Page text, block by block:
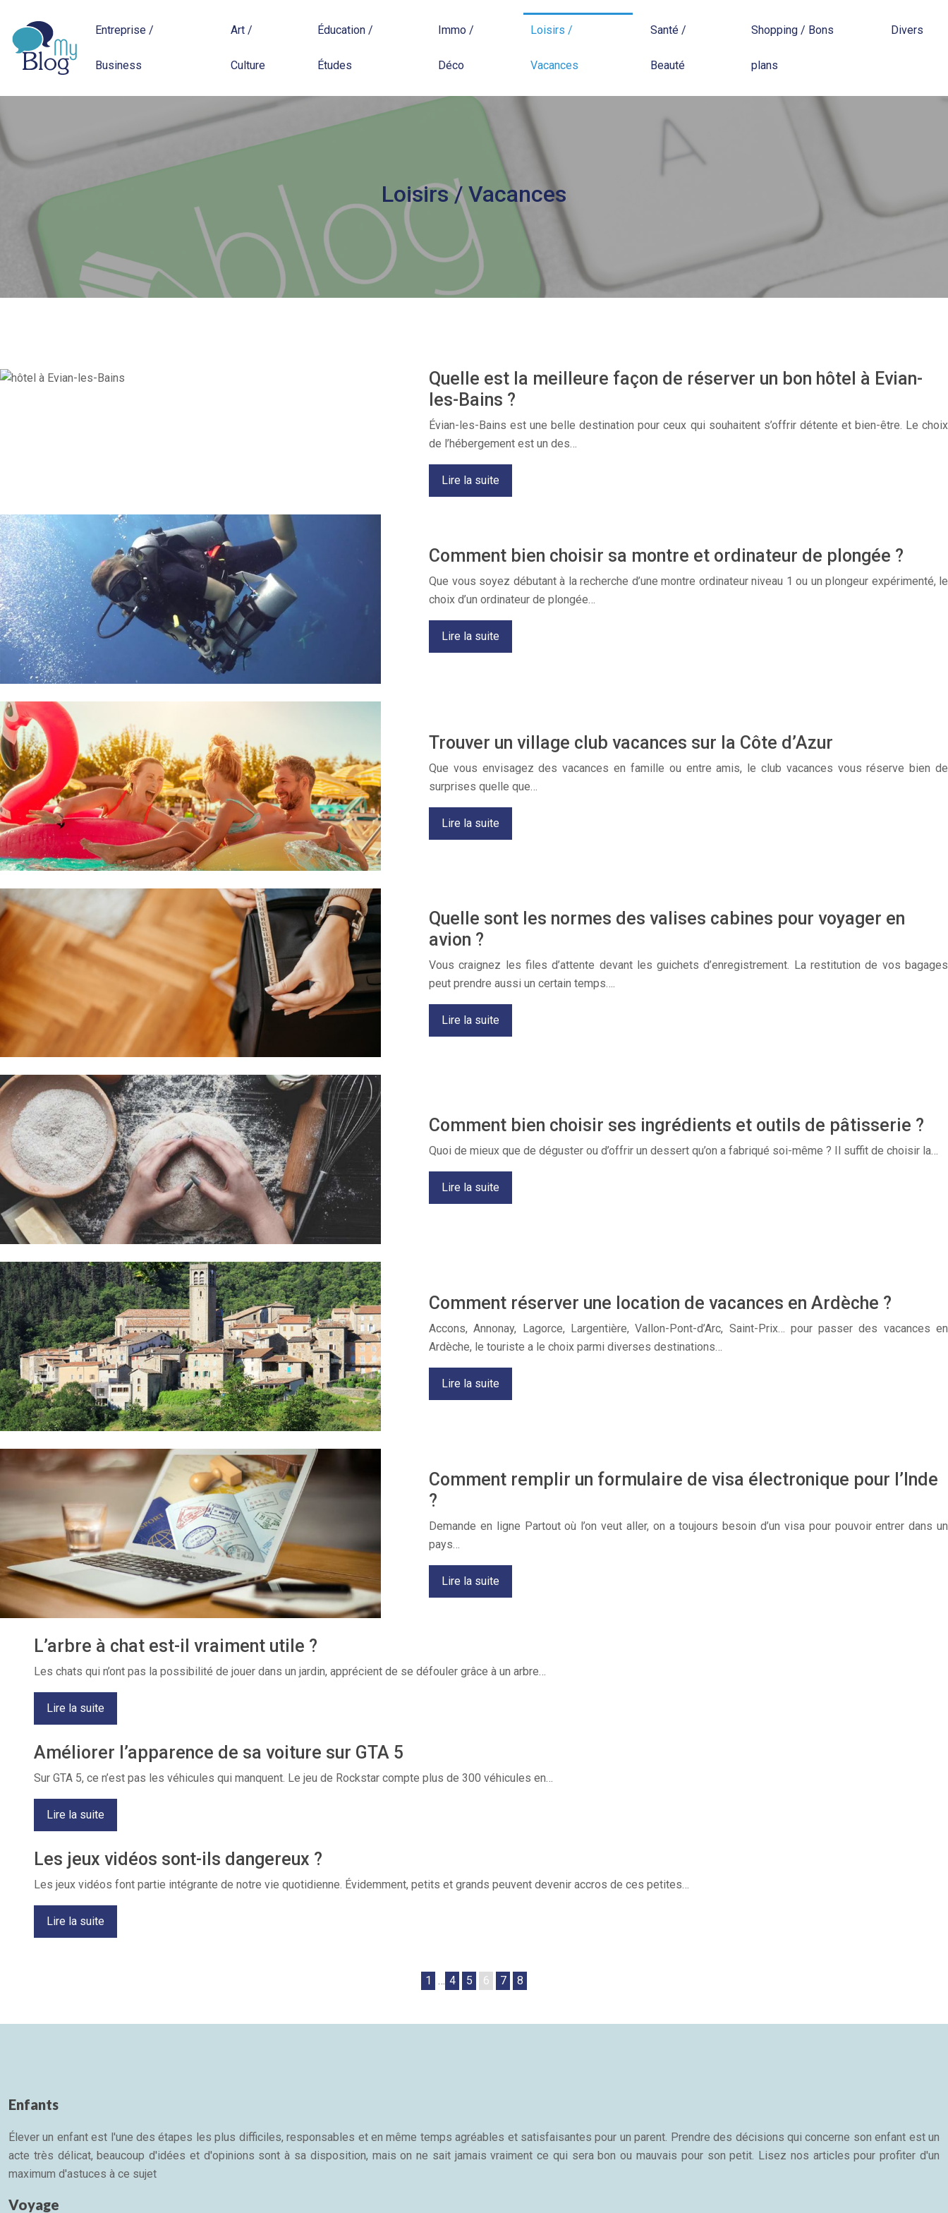
Entreprise /
Business
Art /
Culture
Éducation /
Études
Immo /
Déco
Loisirs /
Vacances
Santé /
Beauté
Shopping / Bons
plans
Divers
Loisirs / Vacances
Quelle est la meilleure façon de réserver un bon hôtel à Evian-
les-Bains ?
Évian-les-Bains est une belle destination pour ceux qui souhaitent s’offrir détente et bien-être. Le choix
de l’hébergement est un des…
Lire la suite
Comment bien choisir sa montre et ordinateur de plongée ?
Que vous soyez débutant à la recherche d’une montre ordinateur niveau 1 ou un plongeur expérimenté, le
choix d’un ordinateur de plongée…
Lire la suite
Trouver un village club vacances sur la Côte d’Azur
Que vous envisagez des vacances en famille ou entre amis, le club vacances vous réserve bien de
surprises quelle que…
Lire la suite
Quelle sont les normes des valises cabines pour voyager en
avion ?
Vous craignez les files d’attente devant les guichets d’enregistrement. La restitution de vos bagages
peut prendre aussi un certain temps….
Lire la suite
Comment bien choisir ses ingrédients et outils de pâtisserie ?
Quoi de mieux que de déguster ou d’offrir un dessert qu’on a fabriqué soi-même ? Il suffit de choisir la…
Lire la suite
Comment réserver une location de vacances en Ardèche ?
Accons, Annonay, Lagorce, Largentière, Vallon-Pont-d’Arc, Saint-Prix… pour passer des vacances en
Ardèche, le touriste a le choix parmi diverses destinations…
Lire la suite
Comment remplir un formulaire de visa électronique pour l’Inde
?
Demande en ligne Partout où l’on veut aller, on a toujours besoin d’un visa pour pouvoir entrer dans un
pays…
Lire la suite
L’arbre à chat est-il vraiment utile ?
Les chats qui n’ont pas la possibilité de jouer dans un jardin, apprécient de se défouler grâce à un arbre…
Lire la suite
Améliorer l’apparence de sa voiture sur GTA 5
Sur GTA 5, ce n’est pas les véhicules qui manquent. Le jeu de Rockstar compte plus de 300 véhicules en…
Lire la suite
Les jeux vidéos sont-ils dangereux ?
Les jeux vidéos font partie intégrante de notre vie quotidienne. Évidemment, petits et grands peuvent devenir accros de ces petites…
Lire la suite
1 4 5 6 7 8
Enfants
Élever un enfant est l'une des étapes les plus difficiles, responsables et en même temps agréables et satisfaisantes pour un parent. Prendre des décisions qui concerne son enfant est un
acte très délicat, beaucoup d'idées et d'opinions sont à sa disposition, mais on ne sait jamais vraiment ce qui sera bon ou mauvais pour son petit. Lisez nos articles pour profiter d'un
maximum d'astuces à ce sujet
Voyage